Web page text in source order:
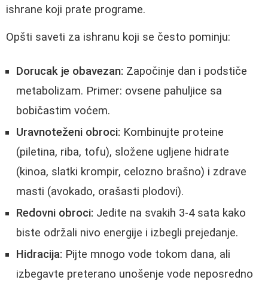
ishrane koji prate programe.
Opšti saveti za ishranu koji se često pominju:
Dorucak je obavezan: Započinje dan i podstiče
metabolizam. Primer: ovsene pahuljice sa
bobičastim voćem.
Uravnoteženi obroci: Kombinujte proteine
(piletina, riba, tofu), složene ugljene hidrate
(kinoa, slatki krompir, celozno brašno) i zdrave
masti (avokado, orašasti plodovi).
Redovni obroci: Jedite na svakih 3-4 sata kako
biste održali nivo energije i izbegli prejedanje.
Hidracija: Pijte mnogo vode tokom dana, ali
izbegavte preterano unošenje vode neposredno